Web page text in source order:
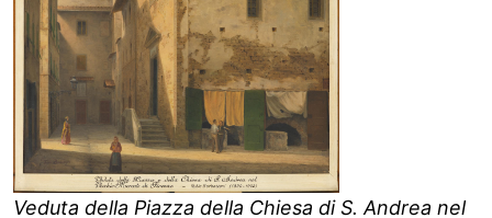
Veduta della Piazza della Chiesa di S. Andrea nel